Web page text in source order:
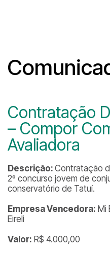
Contratação
– Compor
Avaliadora
Descrição: Contratação
2º concurso jovem de
conservatório de Tatuí.
Empresa Vencedora: Mi
Eireli
Valor: R$ 4.000,00